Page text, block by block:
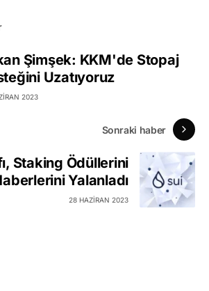
Şimşek: KKM'de Stopaj
Uzatıyoruz
2023
Sonraki haber
Staking Ödüllerini
Yalanladı
28 HAZIRAN 2023